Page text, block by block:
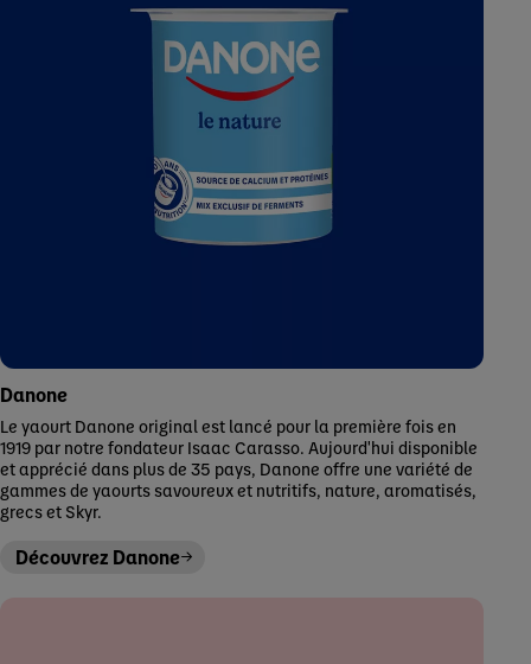
Danone
Le yaourt Danone original est lancé pour la première fois en
1919 par notre fondateur Isaac Carasso. Aujourd'hui disponible
et apprécié dans plus de 35 pays, Danone offre une variété de
gammes de yaourts savoureux et nutritifs, nature, aromatisés,
grecs et Skyr.
Découvrez Danone